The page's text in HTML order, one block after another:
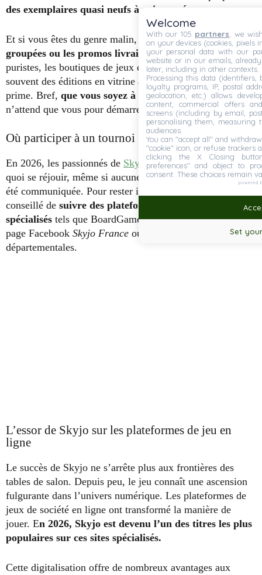
des exemplaires quasi neufs à prix cassés
Et si vous êtes du genre malin, surveillez lesoffres
groupées ou les promos livraison gratuite ! Pour les
puristes, les boutiques de jeux de société locales ont
souvent des éditions en vitrine avec de bons conseils en
prime. Bref, que vous soyez à Paris ou à Lyon , Skyjo
n’attend que vous pour démarrer la partie.
Où participer à un tournoi Skyjo en 2026 ?
En 2026, les passionnés de Skyjo en France auront de
quoi se réjouir, même si aucune date officielle n’a encore
été communiquée. Pour rester informés en priorité, il est
conseillé de suivre des plateformes et groupes
spécialisés tels que BoardGameGeek France, Tric Trac, la
page Facebook Skyjo France ou encore les ludothèques
départementales.
L’essor de Skyjo sur les plateformes de jeu en
ligne
Le succès de Skyjo ne s’arrête plus aux frontières des
tables de salon. Depuis peu, le jeu connaît une ascension
fulgurante dans l’univers numérique. Les plateformes de
jeux de société en ligne ont transformé la manière de
jouer. En 2026, Skyjo est devenu l’un des titres les plus
populaires sur ces sites spécialisés.
Cette digitalisation offre de nombreux avantages aux
Welcome
With our 105 partners , we
on your devices (cookies, pixels
your personal data with our
website or in our emails,
later, including in other contexts.
Processing this data (identifiers,
loyalty programs, IP, postal
geolocation, etc.) allows
content, commercial offers
screens (including by email,
personalising them, measuring
audiences.
You can "accept all" and
"cookie" icon, or refuse trackers
clicking the X Closing
preferences" and object to
consent. These choices remain
powered
Set